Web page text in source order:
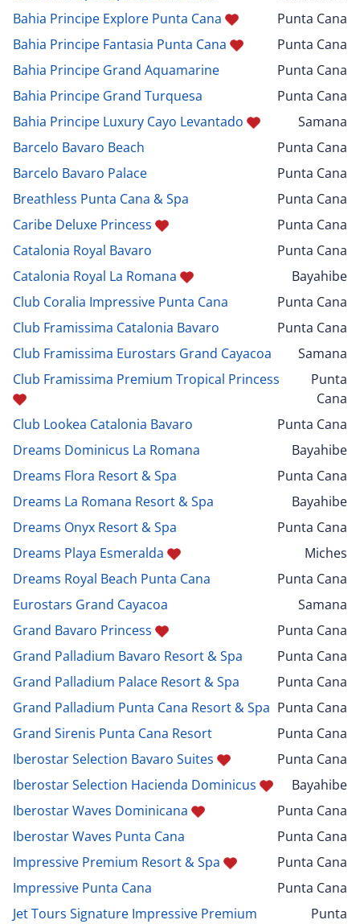
Bahia Principe Explore Punta Cana
Punta Cana
Bahia Principe Fantasia Punta Cana
Punta Cana
Bahia Principe Grand Aquamarine
Punta Cana
Bahia Principe Grand Turquesa
Punta Cana
Bahia Principe Luxury Cayo Levantado
Samana
Barcelo Bavaro Beach
Punta Cana
Barcelo Bavaro Palace
Punta Cana
Breathless Punta Cana & Spa
Punta Cana
Caribe Deluxe Princess
Punta Cana
Catalonia Royal Bavaro
Punta Cana
Catalonia Royal La Romana
Bayahibe
Club Coralia Impressive Punta Cana
Punta Cana
Club Framissima Catalonia Bavaro
Punta Cana
Club Framissima Eurostars Grand Cayacoa
Samana
Club Framissima Premium Tropical Princess
Punta
Cana
Club Lookea Catalonia Bavaro
Punta Cana
Dreams Dominicus La Romana
Bayahibe
Dreams Flora Resort & Spa
Punta Cana
Dreams La Romana Resort & Spa
Bayahibe
Dreams Onyx Resort & Spa
Punta Cana
Dreams Playa Esmeralda
Miches
Dreams Royal Beach Punta Cana
Punta Cana
Eurostars Grand Cayacoa
Samana
Grand Bavaro Princess
Punta Cana
Grand Palladium Bavaro Resort & Spa
Punta Cana
Grand Palladium Palace Resort & Spa
Punta Cana
Grand Palladium Punta Cana Resort & Spa Punta Cana
Grand Sirenis Punta Cana Resort
Punta Cana
Iberostar Selection Bavaro Suites
Punta Cana
Iberostar Selection Hacienda Dominicus
Bayahibe
Iberostar Waves Dominicana
Punta Cana
Iberostar Waves Punta Cana
Punta Cana
Impressive Premium Resort & Spa
Punta Cana
Impressive Punta Cana
Punta Cana
Jet Tours Signature Impressive Premium
Punta